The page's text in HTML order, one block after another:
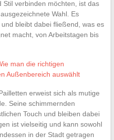
verbinden möchten, ist das
Wahl. Es
bleibt dabei fließend, was es
macht, von Arbeitstagen bis
man die richtigen
Außenbereich auswählt
erweist sich als mutige
Seine schimmernden
Touch und bleiben dabei
ist vielseitig und kann sowohl
in der Stadt getragen